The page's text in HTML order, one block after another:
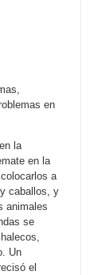
en
la
en la
a
caballos, y
animales
se
Un
el